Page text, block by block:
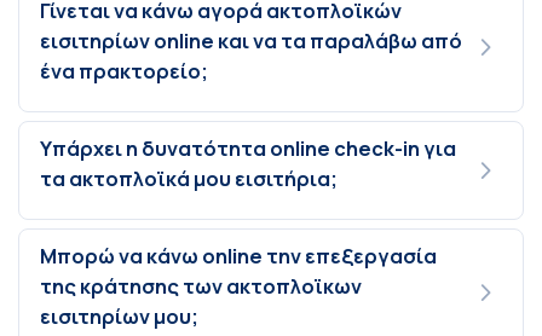
Γίνεται να κάνω αγορά ακτοπλοϊκών
εισιτηρίων online και να τα παραλάβω από
ένα πρακτορείο;
Υπάρχει η δυνατότητα online check-in για
τα ακτοπλοϊκά μου εισιτήρια;
Μπορώ να κάνω online την επεξεργασία
της κράτησης των ακτοπλοϊκων
εισιτηρίων μου;